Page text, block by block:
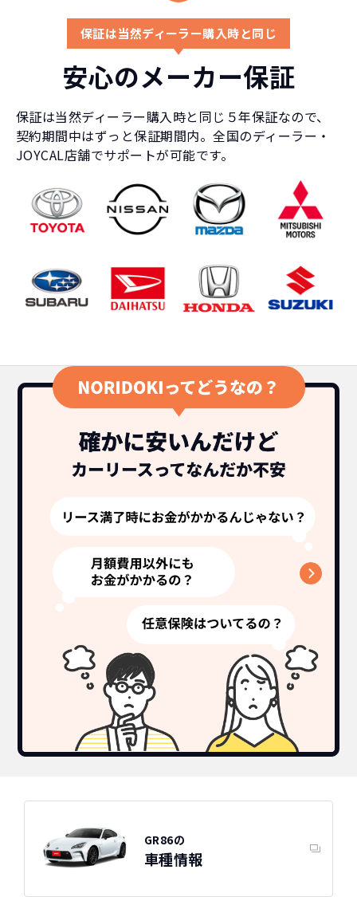
カーリースって結局ローンで
買うより高いんで
すよね？
新車に乗りたいけど、まとまったお金がない。
ボーナスも
不安
たしかに安いけど、自分のものにならないんで
しょ？
保証は当然ディーラー購入時と同じ
安心のメーカー保証
保証は当然ディーラー購入時と同じ５年保証なので、
契約期間中はずっと保証期間内。全国のディーラー・
JOYCAL店舗でサポートが可能です。
GR86の
車種情報
トヨタ
GR86の特徴